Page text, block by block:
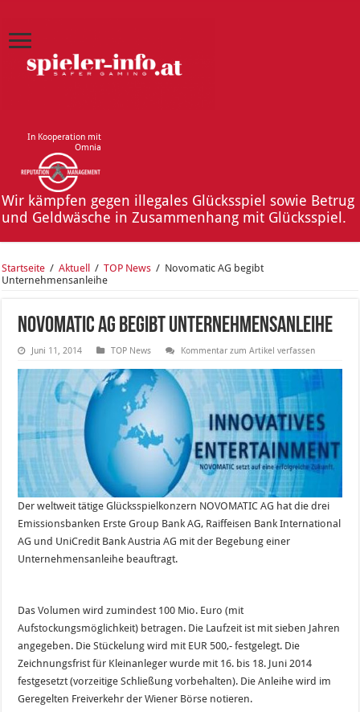
In Kooperation mit
Omnia
Wir kämpfen gegen illegales Glücksspiel sowie Betrug
und Geldwäsche in Zusammenhang mit Glücksspiel.
Startseite / Aktuell / TOP News / Novomatic AG begibt
Unternehmensanleihe
Novomatic AG begibt Unternehmensanleihe
Juni 11, 2014 TOP News Kommentar zum Artikel verfassen
Der weltweit tätige Glücksspielkonzern NOVOMATIC AG hat die drei
Emissionsbanken Erste Group Bank AG, Raiffeisen Bank International
AG und UniCredit Bank Austria AG mit der Begebung einer
Unternehmensanleihe beauftragt.
Das Volumen wird zumindest 100 Mio. Euro (mit
Aufstockungsmöglichkeit) betragen. Die Laufzeit ist mit sieben Jahren
angegeben. Die Stückelung wird mit EUR 500,- festgelegt. Die
Zeichnungsfrist für Kleinanleger wurde mit 16. bis 18. Juni 2014
festgesetzt (vorzeitige Schließung vorbehalten). Die Anleihe wird im
Geregelten Freiverkehr der Wiener Börse notieren.